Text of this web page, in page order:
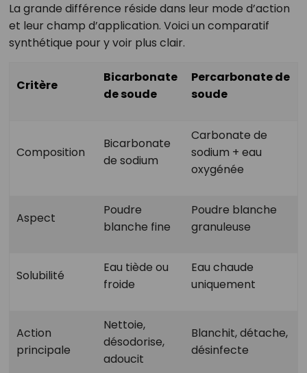
La grande différence réside dans leur mode d’action
et leur champ d’application. Voici un comparatif
synthétique pour y voir plus clair.
Critère
Bicarbonate
de soude
Percarbonate de
soude
Composition
Bicarbonate
de sodium
Carbonate de
sodium + eau
oxygénée
Aspect
Poudre
blanche fine
Poudre blanche
granuleuse
Solubilité
Eau tiède ou
froide
Eau chaude
uniquement
Action
principale
Nettoie,
désodorise,
adoucit
Blanchit, détache,
désinfecte